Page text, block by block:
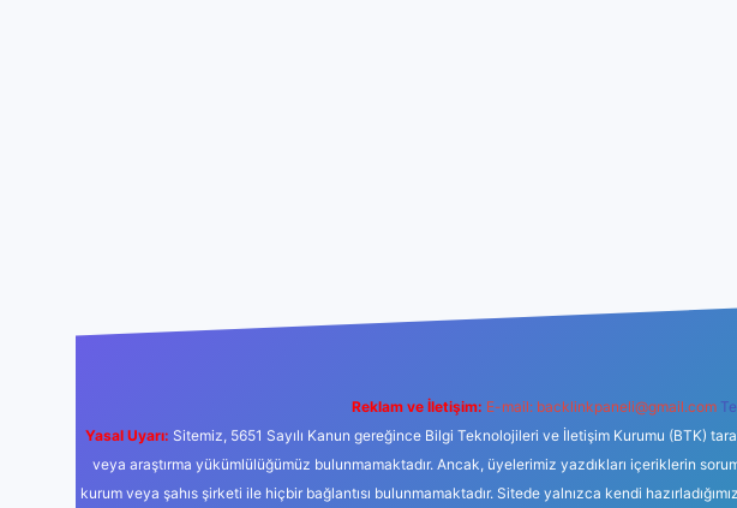
Reklam ve İletişim: E-mail: backlinkpaneli@gmail.com
Yasal Uyarı: Sitemiz, 5651 Sayılı Kanun gereğince Bilgi Teknolojileri ve İletişim Kurumu (BTK)
veya araştırma yükümlülüğümüz bulunmamaktadır. Ancak, üyelerimiz yazdıkları içeriklerin
kurum veya şahıs şirketi ile hiçbir bağlantısı bulunmamaktadır. Sitede yalnızca kendi